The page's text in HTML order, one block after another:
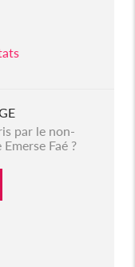
par le non-
Faé ?